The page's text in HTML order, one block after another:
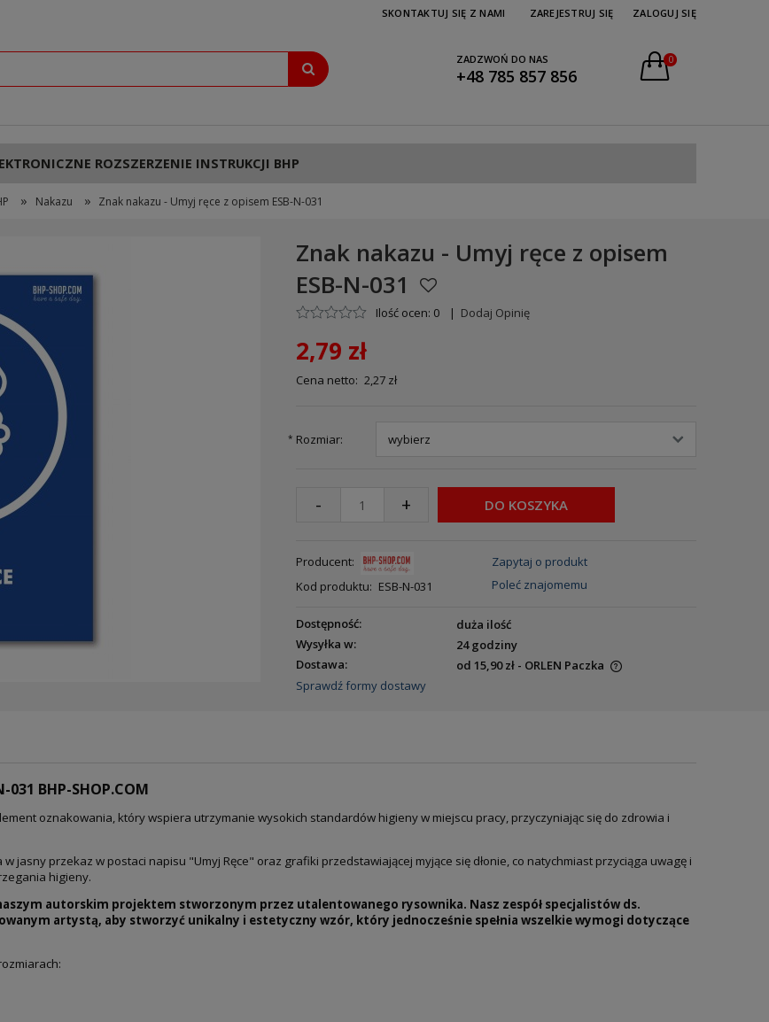
ZAREJESTRUJ SIĘ ZALOGUJ SIĘ
SKONTAKTUJ SIĘ Z NAMI
ZADZWOŃ DO NAS
+48 785 857 856
0
ROZSZERZENIE INSTRUKCJI BHP
» Nakazu » Znak nakazu - Umyj ręce z opisem ESB-N-031
Znak nakazu - Umyj ręce z opisem
ESB-N-031
Ilość ocen: 0 | Dodaj Opinię
2,79 zł
Cena netto: 2,27 zł
* Rozmiar:
- + DO KOSZYKA
Producent:
Kod produktu: ESB-N-031
Zapytaj o produkt
Poleć znajomemu
Dostępność:
duża ilość
Wysyłka w:
24 godziny
Dostawa:
od 15,90 zł - ORLEN Paczka
Sprawdź formy dostawy
BHP-SHOP.COM
oznakowania, który wspiera utrzymanie wysokich standardów higieny w miejscu pracy, przyczyniając się do zdrowia i
jasny przekaz w postaci napisu "Umyj Ręce" oraz grafiki przedstawiającej myjące się dłonie, co natychmiast przyciąga uwagę i
higieny.
autorskim projektem stworzonym przez utalentowanego rysownika. Nasz zespół specjalistów ds.
artystą, aby stworzyć unikalny i estetyczny wzór, który jednocześnie spełnia wszelkie wymogi dotyczące